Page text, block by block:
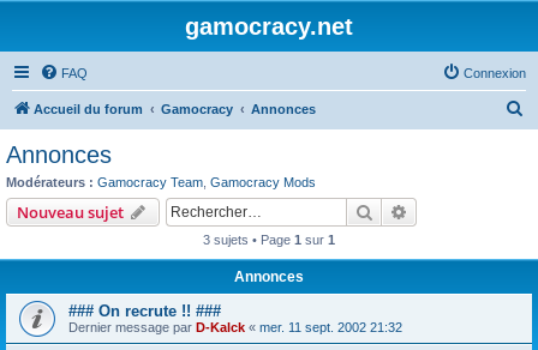
gamocracy.net
FAQ Connexion
Accueil du forum Gamocracy Annonces
Annonces
Modérateurs : Gamocracy Team Gamocracy Mods
Nouveau sujet Rechercher
3 sujets • Page 1 sur 1
Annonces
### On recrute !! ###
Dernier message par D-Kalck « mer. 11 sept. 2002 21:32